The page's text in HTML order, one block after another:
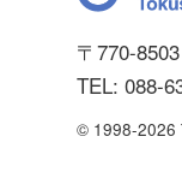
〒770-
TEL: 088-
© 1998-2026